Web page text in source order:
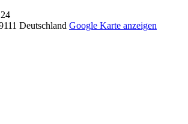
Deutschland Google Karte anzeigen